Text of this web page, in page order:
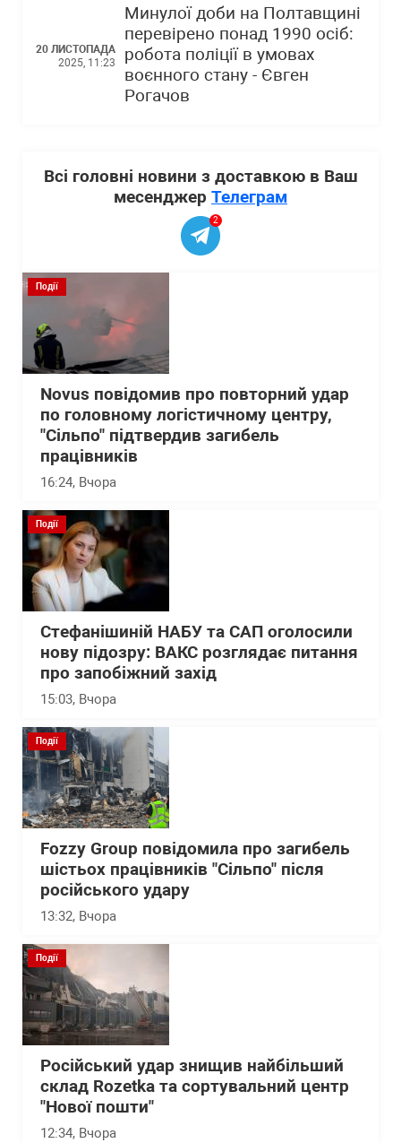
20 ЛИСТОПАДА
2025, 11:23
Минулої доби на Полтавщині
перевірено понад 1990 осіб:
робота поліції в умовах
воєнного стану - Євген
Рогачов
Всі головні новини з доставкою в Ваш
месенджер Телеграм
2
Події
Novus повідомив про повторний удар
по головному логістичному центру,
"Сільпо" підтвердив загибель
працівників
16:24, Вчора
Події
Стефанішиній НАБУ та САП оголосили
нову підозру: ВАКС розглядає питання
про запобіжний захід
15:03, Вчора
Події
Fozzy Group повідомила про загибель
шістьох працівників "Сільпо" після
російського удару
13:32, Вчора
Події
Російський удар знищив найбільший
склад Rozetka та сортувальний центр
"Нової пошти"
12:34, Вчора